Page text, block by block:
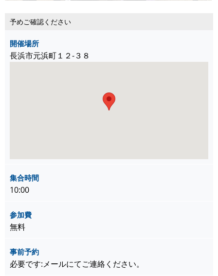
予めご確認ください
開催場所
長浜市元浜町１２-３８
集合時間
10:00
参加費
無料
事前予約
必要です:メールにてご連絡ください。